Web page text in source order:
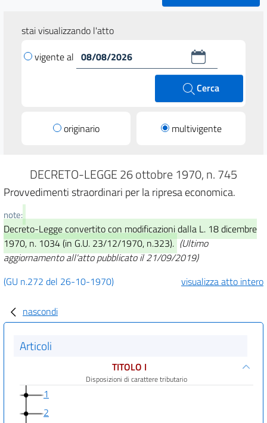
stai visualizzando l'atto
vigente al
Cerca
originario multivigente
DECRETO-LEGGE 26 ottobre 1970, n. 745
Provvedimenti straordinari per la ripresa economica.
note:
Decreto-Legge convertito con modificazioni dalla L. 18 dicembre
1970, n. 1034 (in G.U. 23/12/1970, n.323). (Ultimo
aggiornamento all'atto pubblicato il 21/09/2019)
(GU n.272 del 26-10-1970)
visualizza atto intero
nascondi
Articoli
TITOLO I
Disposizioni di carattere tributario
1
2